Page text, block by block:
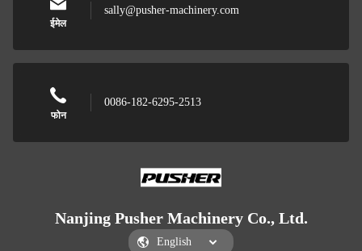
ईमेल
sally@pusher-machinery.com
फोन
0086-182-6295-2513
Nanjing Pusher Machinery Co., Ltd.